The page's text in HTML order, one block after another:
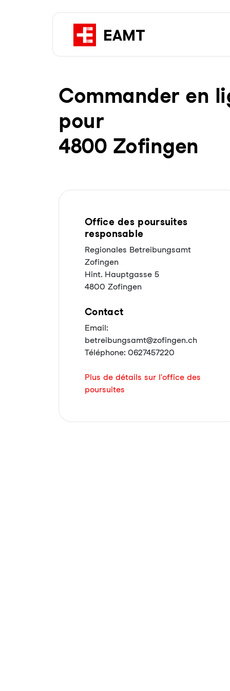
Com­man­der en
pour
4800 Zofingen
Office des poursuites
responsable
Regionales Betreibungsamt
Zofingen
Hint. Hauptgasse 5
4800 Zofingen
Contact
Email:
betreibungsamt@zofingen.ch
Téléphone: 0627457220
Plus de détails sur l'office des
poursuites